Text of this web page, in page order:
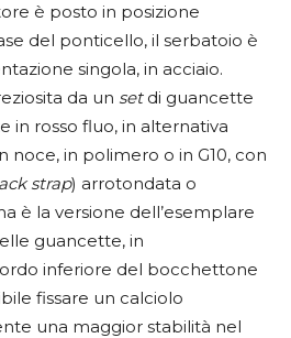
è posto in posizione
del ponticello, il serbatoio è
singola, in acciaio.
da un setdi guancette
in rosso fluo, in alternativa
noce, in polimero o in G10, con
strap) arrotondata o
è la versione dell’esemplare
guancette, in
inferiore del bocchettone
fissare un calciolo
una maggior stabilità nel